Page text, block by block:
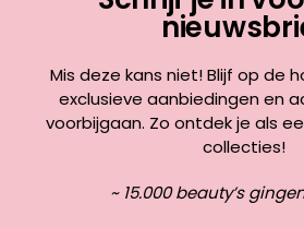
Mis deze kans niet! Blijf op de
exclusieve aanbiedingen en
voorbijgaan. Zo ontdek je als
collecties!
~ 15.000 beauty’s